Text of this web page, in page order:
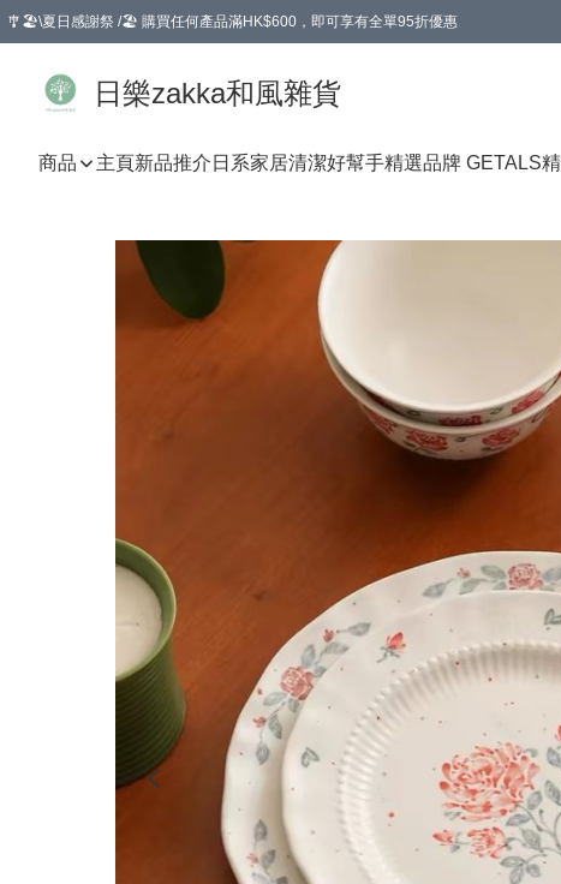
🎐🏖️\夏日感謝祭 /🏖️ 購買任何產品滿HK$600，即可享有全單95折優惠
日樂zakka和風雜貨
商品 主頁新品推介 日系家居清潔好幫手精選品牌 GETALS